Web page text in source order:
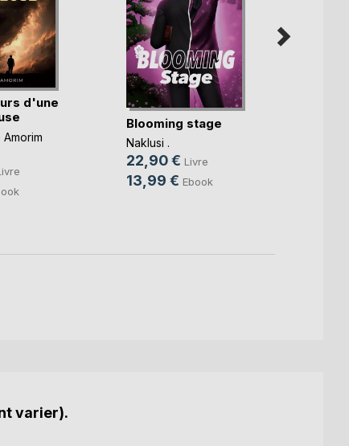
d'une
Blooming stage
Naklusi .
22,90 € Livre
13,99 € Ebook
varier).